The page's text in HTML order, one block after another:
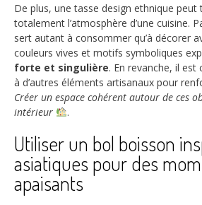
De plus, une tasse design ethnique
totalement l’atmosphère d’une cuisine.
sert autant à consommer qu’à décorer
couleurs vives et motifs symboliques
forte et singulière. En revanche, il est
à d’autres éléments artisanaux pour
Créer un espace cohérent autour de ces
intérieur
.
Utiliser un bol boisson
asiatiques pour des
apaisants